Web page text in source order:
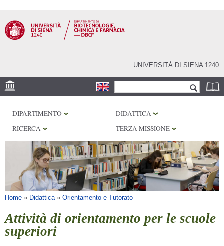
contenuto
principale
UNIVERSITÀ DI SIENA 1240
Form di ricerca
CENTRI DI RICERCA
LABORATORI
BIBLIOTECHE
SERVIZI
DIPARTIMENTO
DIDATTICA
RICERCA
TERZA MISSIONE
Tu sei qui
Home » Didattica» Orientamento e Tutorato
Attività di orientamento per le scuole
superiori